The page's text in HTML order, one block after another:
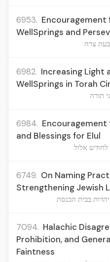
6953. Encouragement
WellSprings and
בעת צרה
6982. Increasing Light
WellSprings in Torah
תורה
6984. Encouragement
and Blessings for Elul
לחודש אלול
6749. On Naming
Strengthening Jewish
בבית הכנסת
7094. Halachic
Prohibition, and
Faintness